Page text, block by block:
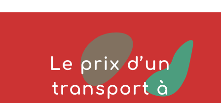
Le prix d’un
transport à